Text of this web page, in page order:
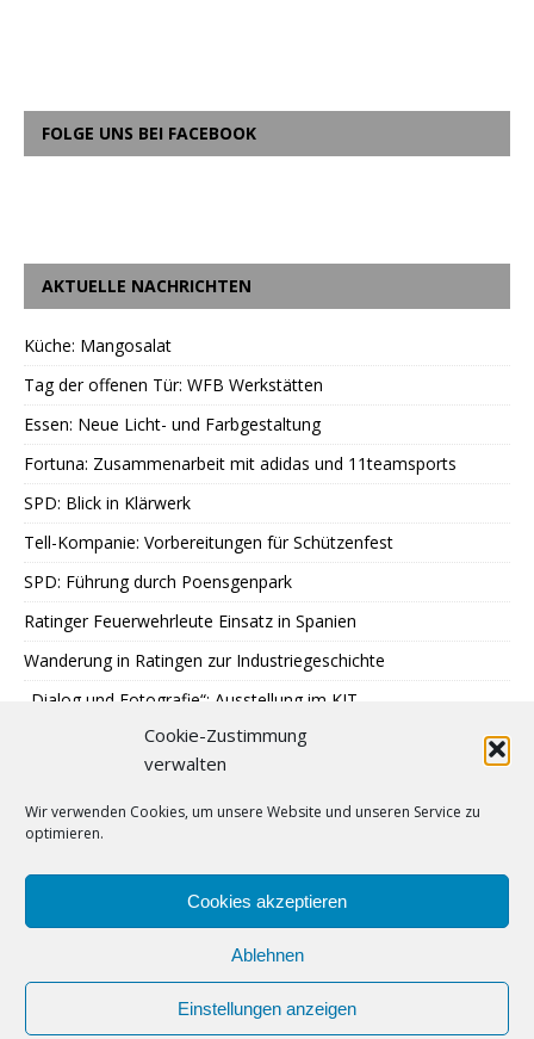
Cookie-Zustimmung
verwalten
Wir verwenden Cookies, um unsere Website und unseren Service zu
optimieren.
Cookies akzeptieren
Ablehnen
Einstellungen anzeigen
FOLGE UNS BEI FACEBOOK
AKTUELLE NACHRICHTEN
Küche: Mangosalat
Tag der offenen Tür: WFB Werkstätten
Essen: Neue Licht- und Farbgestaltung
Fortuna: Zusammenarbeit mit adidas und 11teamsports
SPD: Blick in Klärwerk
Tell-Kompanie: Vorbereitungen für Schützenfest
SPD: Führung durch Poensgenpark
Ratinger Feuerwehrleute Einsatz in Spanien
Wanderung in Ratingen zur Industriegeschichte
„Dialog und Fotografie“: Ausstellung im KIT
Sondereinsatz der Polizei in Ratingen
Erstes Urteil gegen Betrügerbande
Möschesonntag: Bruderschaft beginnt Schützenfest
Finne Patrik Jääskeläinen stürmt für Ice Aliens